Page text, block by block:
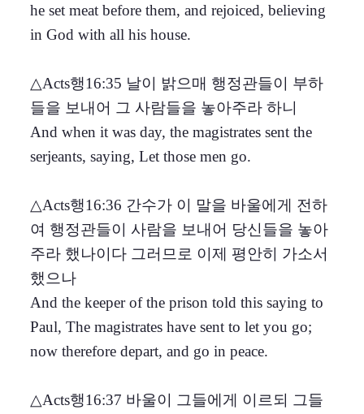
he set meat before them, and rejoiced, believing
in God with all his house.
△Acts행16:35 날이 밝으매 행정관들이 부하
들을 보내어 그 사람들을 놓아주라 하니
And when it was day, the magistrates sent the
serjeants, saying, Let those men go.
△Acts행16:36 간수가 이 말을 바울에게 전하
여 행정관들이 사람을 보내어 당신들을 놓아
주라 했나이다 그러므로 이제 평안히 가소서
했으나
And the keeper of the prison told this saying to
Paul, The magistrates have sent to let you go;
now therefore depart, and go in peace.
△Acts행16:37 바울이 그들에게 이르되 그들